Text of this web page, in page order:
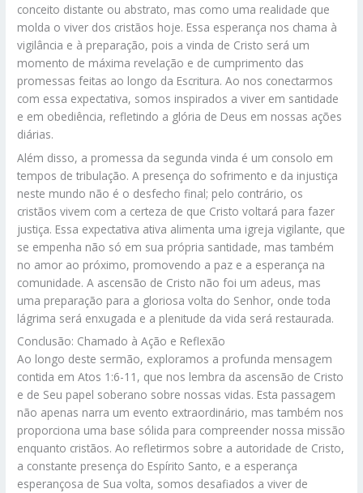
conceito distante ou abstrato, mas como uma realidade que
molda o viver dos cristãos hoje. Essa esperança nos chama à
vigilância e à preparação, pois a vinda de Cristo será um
momento de máxima revelação e de cumprimento das
promessas feitas ao longo da Escritura. Ao nos conectarmos
com essa expectativa, somos inspirados a viver em santidade
e em obediência, refletindo a glória de Deus em nossas ações
diárias.
Além disso, a promessa da segunda vinda é um consolo em
tempos de tribulação. A presença do sofrimento e da injustiça
neste mundo não é o desfecho final; pelo contrário, os
cristãos vivem com a certeza de que Cristo voltará para fazer
justiça. Essa expectativa ativa alimenta uma igreja vigilante, que
se empenha não só em sua própria santidade, mas também
no amor ao próximo, promovendo a paz e a esperança na
comunidade. A ascensão de Cristo não foi um adeus, mas
uma preparação para a gloriosa volta do Senhor, onde toda
lágrima será enxugada e a plenitude da vida será restaurada.
Conclusão: Chamado à Ação e Reflexão
Ao longo deste sermão, exploramos a profunda mensagem
contida em Atos 1:6-11, que nos lembra da ascensão de Cristo
e de Seu papel soberano sobre nossas vidas. Esta passagem
não apenas narra um evento extraordinário, mas também nos
proporciona uma base sólida para compreender nossa missão
enquanto cristãos. Ao refletirmos sobre a autoridade de Cristo,
a constante presença do Espírito Santo, e a esperança
esperançosa de Sua volta, somos desafiados a viver de